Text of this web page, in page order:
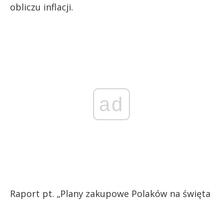
obliczu inflacji.
ad
Raport pt. „Plany zakupowe Polaków na święta